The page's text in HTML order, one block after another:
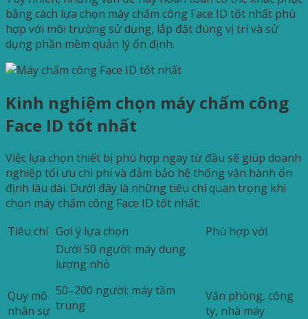
bằng cách lựa chọn máy chấm công Face ID tốt nhất phù
hợp với môi trường sử dụng, lắp đặt đúng vị trí và sử
dụng phần mềm quản lý ổn định.
Kinh nghiệm chọn máy chấm công
Face ID tốt nhất
Việc lựa chọn thiết bị phù hợp ngay từ đầu sẽ giúp doanh
nghiệp tối ưu chi phí và đảm bảo hệ thống vận hành ổn
định lâu dài. Dưới đây là những tiêu chí quan trọng khi
chọn máy chấm công Face ID tốt nhất:
Tiêu chí Gợi ý lựa chọn Phù hợp với
Quy mô
nhân sự
Dưới 50 người: máy dung
lượng nhỏ
50–200 người: máy tầm
trung
Văn phòng, công
ty, nhà máy